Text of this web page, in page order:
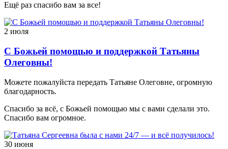
Ещё раз спасибо вам за все!
2 июля
С Божьей помощью и поддержкой Татьяны
Олеговны!
Можете пожалуйста передать Татьяне Олеговне, огромную
благодарность.
Спасибо за всё, с Божьей помощью мы с вами сделали это.
Спасибо вам огромное.
30 июня